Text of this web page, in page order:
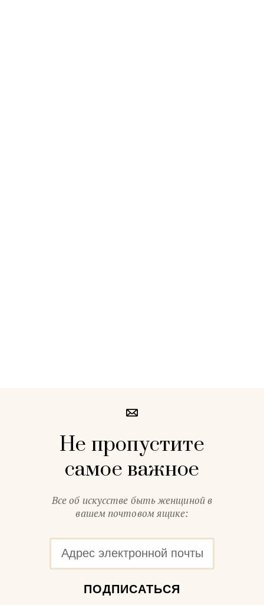
Не пропустите
самое важное
Все об искусстве быть женщиной в
вашем почтовом ящике:
ПОДПИСАТЬСЯ